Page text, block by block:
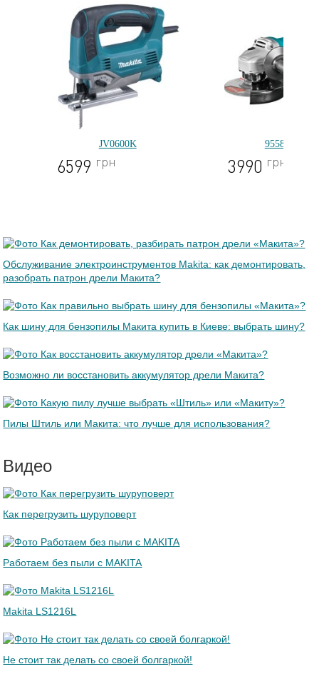
JV0600K
6599 грн
9558HNRG
3990 грн
Обслуживание электроинструментов Makita: как демонтировать,
разобрать патрон дрели Макита?
Как шину для бензопилы Макита купить в Киеве: выбрать шину?
Возможно ли восстановить аккумулятор дрели Макита?
Пилы Штиль или Макита: что лучше для использования?
Видео
Как перегрузить шуруповерт
Работаем без пыли с MAKITA
Makita LS1216L
Не стоит так делать со своей болгаркой!